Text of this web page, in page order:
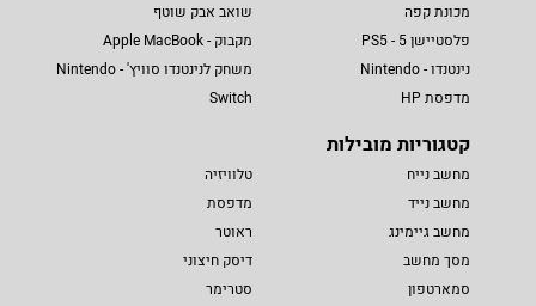
מכונת קפה
פלסטיישן 5 - PS5
נינטנדו - Nintendo
מדפסת HP
שואב אבק שוטף
מקבוק - Apple MacBook
משחק לנינטנדו סוויץ' - Nintendo
Switch
קטגוריות מובילות
מחשב נייח
מחשב נייד
מחשב גיימינג
מסך מחשב
סמארטפון
טלוויזיה
מדפסת
ראוטר
דיסק חיצוני
סטרימר